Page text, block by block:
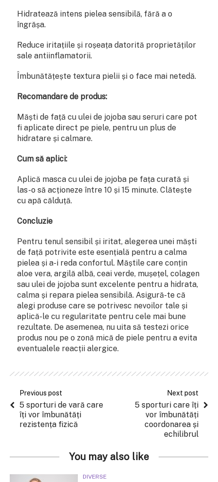
Hidratează intens pielea sensibilă, fără a o
îngrășa.
Reduce iritațiile și roșeața datorită proprietăților
sale antiinflamatorii.
Îmbunătățește textura pielii și o face mai netedă.
Recomandare de produs:
Măști de față cu ulei de jojoba sau seruri care pot
fi aplicate direct pe piele, pentru un plus de
hidratare și calmare.
Cum să aplici:
Aplică masca cu ulei de jojoba pe fața curată și
las-o să acționeze între 10 și 15 minute. Clătește
cu apă călduță.
Concluzie
Pentru tenul sensibil și iritat, alegerea unei măști
de față potrivite este esențială pentru a calma
pielea și a-i reda confortul. Măștile care conțin
aloe vera, argilă albă, ceai verde, mușețel, colagen
sau ulei de jojoba sunt excelente pentru a hidrata,
calma și repara pielea sensibilă. Asigură-te că
alegi produse care se potrivesc nevoilor tale și
aplică-le cu regularitate pentru cele mai bune
rezultate. De asemenea, nu uita să testezi orice
produs nou pe o zonă mică de piele pentru a evita
eventualele reacții alergice.
Previous post
5 sporturi de vară care
îți vor îmbunătăți
rezistența fizică
Next post
5 sporturi care îți
vor îmbunătăți
coordonarea și
echilibrul
You may also like
DIVERSE